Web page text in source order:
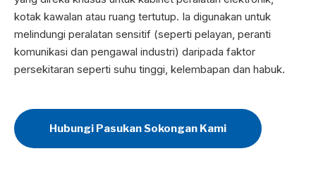
kotak kawalan atau ruang tertutup. Ia digunakan untuk
melindungi peralatan sensitif (seperti pelayan, peranti
komunikasi dan pengawal industri) daripada faktor
persekitaran seperti suhu tinggi, kelembapan dan habuk.
Hubungi Pasukan Sokongan Kami